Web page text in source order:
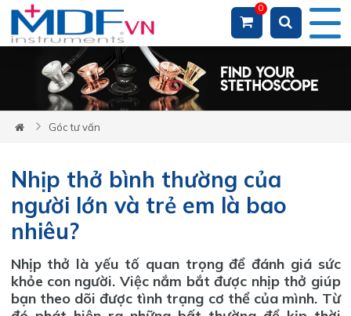
0
Loading...
Góc tư vấn
Nhịp thở bình thường của
người lớn và trẻ em là bao
nhiêu?
Nhịp thở là yếu tố quan trọng để đánh giá sức
khỏe con người. Việc nắm bắt được nhịp thở giúp
bạn theo dõi được tình trạng cơ thể của mình. Từ